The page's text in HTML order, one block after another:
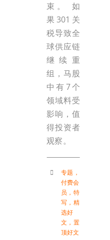
束。 如
果301关
税导致全
球供应链
继续重
组，马股
中有7个
领域料受
影响，值
得投资者
观察。
专题 ，
付费会
员 ， 特
写 ， 精
选好
文 ， 置
顶好文